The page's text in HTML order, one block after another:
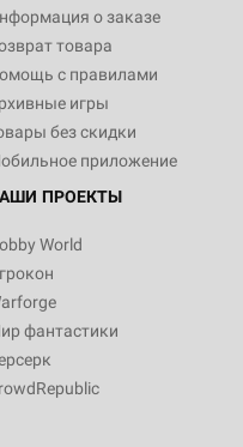
о заказе
товара
с правилами
игры
без скидки
приложение
ПРОЕКТЫ
World
фантастики